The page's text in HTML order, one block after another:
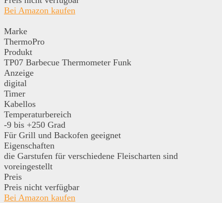
Bei Amazon kaufen
Marke
ThermoPro
Produkt
TP07 Barbecue Thermometer Funk
Anzeige
digital
Timer
Kabellos
Temperaturbereich
-9 bis +250 Grad
Für Grill und Backofen geeignet
Eigenschaften
die Garstufen für verschiedene Fleischarten sind
voreingestellt
Preis
Preis nicht verfügbar
Bei Amazon kaufen